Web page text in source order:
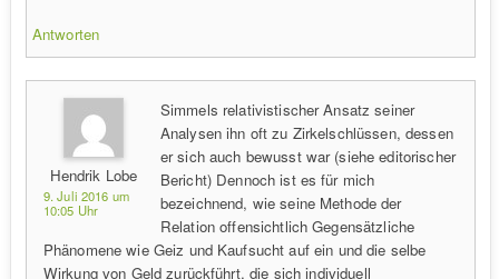
Antworten
Hendrik Lobe
9. Juli 2016 um
10:05 Uhr
Simmels relativistischer Ansatz seiner
Analysen ihn oft zu Zirkelschlüssen, dessen
er sich auch bewusst war (siehe editorischer
Bericht) Dennoch ist es für mich
bezeichnend, wie seine Methode der
Relation offensichtlich Gegensätzliche
Phänomene wie Geiz und Kaufsucht auf ein und die selbe
Wirkung von Geld zurückführt, die sich individuell